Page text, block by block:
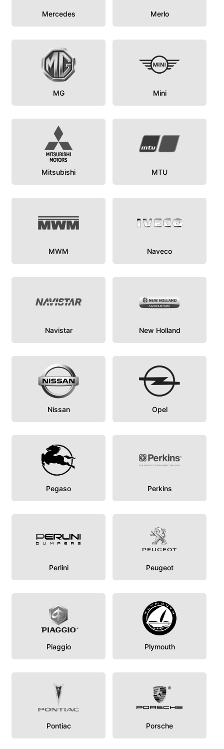
Mercedes Merlo
MG Mini
Mitsubishi MTU
MWM Naveco
Navistar New Holland
Nissan Opel
Pegaso Perkins
Perlini Peugeot
Piaggio Plymouth
Pontiac Porsche